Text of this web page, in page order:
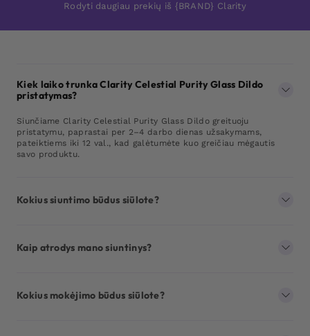
Rodyti daugiau prekių iš {BRAND} Clarity
Kiek laiko trunka Clarity Celestial Purity Glass Dildo
pristatymas?
Siunčiame Clarity Celestial Purity Glass Dildo greituoju
pristatymu, paprastai per 2–4 darbo dienas užsakymams,
pateiktiems iki 12 val., kad galėtumėte kuo greičiau mėgautis
savo produktu.
Kokius siuntimo būdus siūlote?
Kaip atrodys mano siuntinys?
Kokius mokėjimo būdus siūlote?